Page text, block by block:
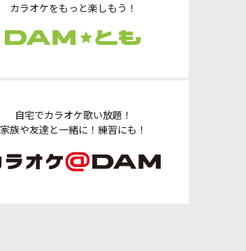
カラオケをもっと楽しもう！
自宅でカラオケ歌い放題！
家族や友達と一緒に！練習にも！